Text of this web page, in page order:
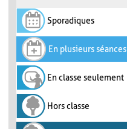
Sporadiques
En plusieurs séances
En classe seulement
Hors classe